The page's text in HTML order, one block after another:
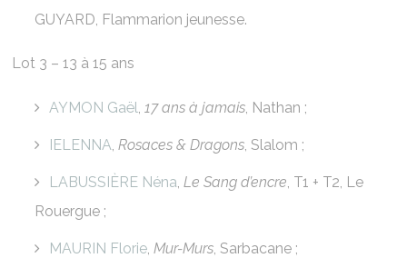
GUYARD, Flammarion jeunesse.
Lot 3 – 13 à 15 ans
AYMON Gaël,17 ans à jamais, Nathan ;
IELENNA,Rosaces & Dragons, Slalom ;
LABUSSIÈRE Néna,Le Sang d’encre, T1 + T2, Le
Rouergue ;
MAURIN Florie,Mur-Murs, Sarbacane ;